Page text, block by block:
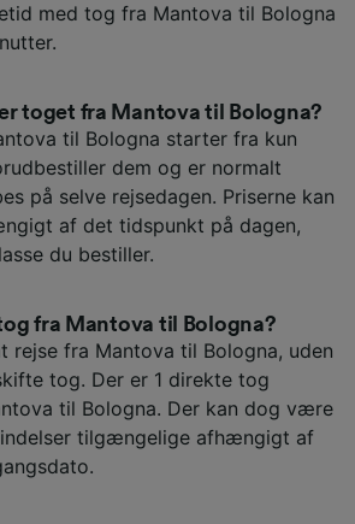
med tog fra Mantova til Bologna
toget fra Mantova til Bologna?
til Bologna starter fra kun
dem og er normalt
på selve rejsedagen. Priserne kan
af det tidspunkt på dagen,
du bestiller.
fra Mantova til Bologna?
rejse fra Mantova til Bologna, uden
tog. Der er 1 direkte tog
til Bologna. Der kan dog være
tilgængelige afhængigt af